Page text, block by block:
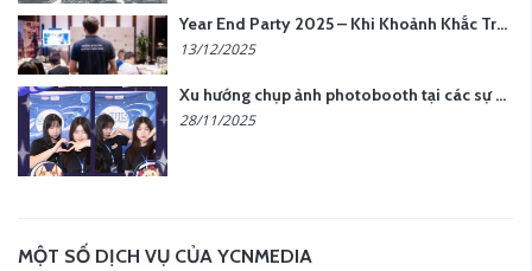
Year End Party 2025 – Khi Khoảnh Khắc Trở Thành Dấu Ấn | Gói Ưu Đãi Tháng 12 Từ YCN Media
13/12/2025
Xu hướng chụp ảnh photobooth tại các sự kiện hiện nay
28/11/2025
MỘT SỐ DỊCH VỤ CỦA YCNMEDIA